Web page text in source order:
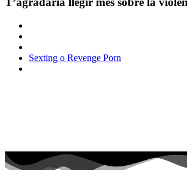
Sexting o Revenge Porn